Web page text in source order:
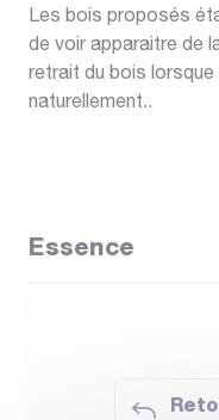
Les bois proposés
de voir apparaitre de
retrait du bois
naturellement..
Essence